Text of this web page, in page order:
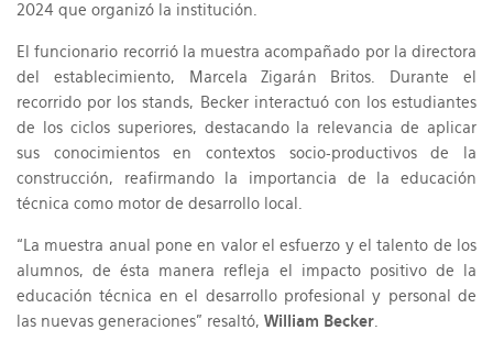
2024 que organizó la institución.
El funcionario recorrió la muestra acompañado por la directora
del establecimiento, Marcela Zigarán Britos. Durante el
recorrido por los stands, Becker interactuó con los estudiantes
de los ciclos superiores, destacando la relevancia de aplicar
sus conocimientos en contextos socio-productivos de la
construcción, reafirmando la importancia de la educación
técnica como motor de desarrollo local.
“La muestra anual pone en valor el esfuerzo y el talento de los
alumnos, de ésta manera refleja el impacto positivo de la
educación técnica en el desarrollo profesional y personal de
las nuevas generaciones” resaltó, William Becker